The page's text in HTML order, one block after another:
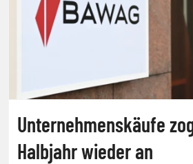
Unternehmenskäufe
Halbjahr wieder an